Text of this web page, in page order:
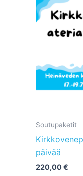
Soutupaketit
päivää
220,00€